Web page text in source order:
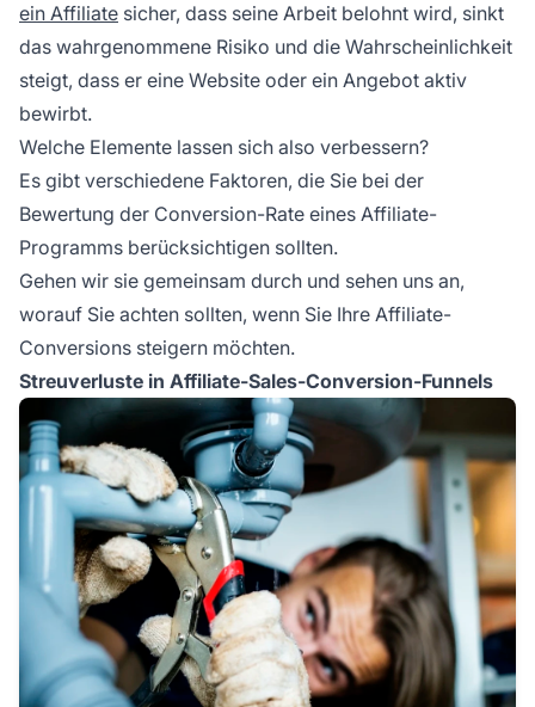
ein Affiliate sicher, dass seine Arbeit belohnt wird, sinkt
das wahrgenommene Risiko und die Wahrscheinlichkeit
steigt, dass er eine Website oder ein Angebot aktiv
bewirbt.
Welche Elemente lassen sich also verbessern?
Es gibt verschiedene Faktoren, die Sie bei der
Bewertung der Conversion-Rate eines Affiliate-
Programms berücksichtigen sollten.
Gehen wir sie gemeinsam durch und sehen uns an,
worauf Sie achten sollten, wenn Sie Ihre Affiliate-
Conversions steigern möchten.
Streuverluste in Affiliate-Sales-Conversion-Funnels